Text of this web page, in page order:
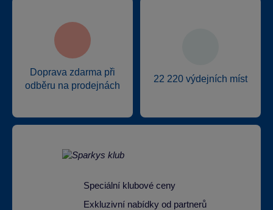
Doprava zdarma při
odběru na prodejnách
22 220 výdejních míst
Speciální klubové ceny
Exkluzivní nabídky od partnerů